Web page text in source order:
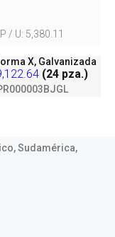
P / U: 5,380.11
X, Galvanizada
(24 pza.)
Sudamérica,